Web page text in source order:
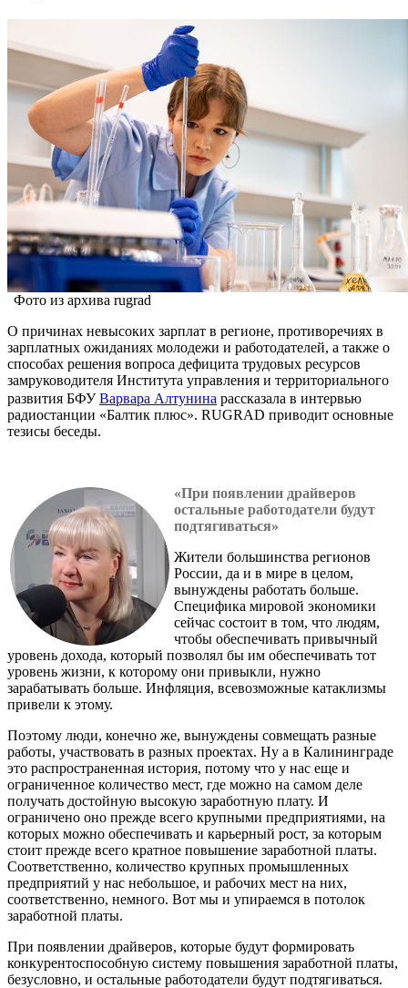
Фото из архива rugrad
О причинах невысоких зарплат в регионе, противоречиях в
зарплатных ожиданиях молодежи и работодателей, а также о
способах решения вопроса дефицита трудовых ресурсов
замруководителя Института управления и территориального
развития БФУВарвара Алтунина рассказала в интервью
радиостанции «Балтик плюс». RUGRAD приводит основные
тезисы беседы.
«При появлении драйверов
остальные работодатели будут
подтягиваться»
Жители большинства регионов
России, да и в мире в целом,
вынуждены работать больше.
Специфика мировой экономики
сейчас состоит в том, что людям,
чтобы обеспечивать привычный
уровень дохода, который позволял бы им обеспечивать тот
уровень жизни, к которому они привыкли, нужно
зарабатывать больше. Инфляция, всевозможные катаклизмы
привели к этому.
Поэтому люди, конечно же, вынуждены совмещать разные
работы, участвовать в разных проектах. Ну а в Калининграде
это распространенная история, потому что у нас еще и
ограниченное количество мест, где можно на самом деле
получать достойную высокую заработную плату. И
ограничено оно прежде всего крупными предприятиями, на
которых можно обеспечивать и карьерный рост, за которым
стоит прежде всего кратное повышение заработной платы.
Соответственно, количество крупных промышленных
предприятий у нас небольшое, и рабочих мест на них,
соответственно, немного. Вот мы и упираемся в потолок
заработной платы.
При появлении драйверов, которые будут формировать
конкурентоспособную систему повышения заработной платы,
безусловно, и остальные работодатели будут подтягиваться.